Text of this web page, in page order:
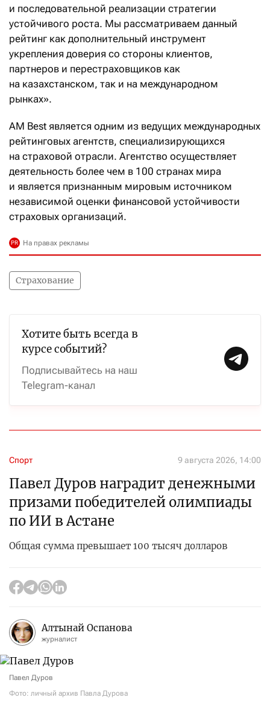
и последовательной реализации стратегии
устойчивого роста. Мы рассматриваем данный
рейтинг как дополнительный инструмент
укрепления доверия со стороны клиентов,
партнеров и перестраховщиков как
на казахстанском, так и на международном
рынках».
AM Best является одним из ведущих международных
рейтинговых агентств, специализирующихся
на страховой отрасли. Агентство осуществляет
деятельность более чем в 100 странах мира
и является признанным мировым источником
независимой оценки финансовой устойчивости
страховых организаций.
Страхование
Хотите быть всегда в
курсе событий?
Подписывайтесь на наш
Telegram-канал
Спорт 9 августа 2026, 14:00
Павел Дуров наградит денежными
призами победителей олимпиады
по ИИ в Астане
Общая сумма превышает 100 тысяч долларов
Алтынай Оспанова
журналист
Павел Дуров
Фото: личный архив Павла Дурова